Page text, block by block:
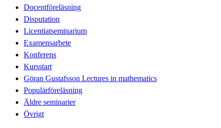
Docentföreläsning
Disputation
Licentiatseminarium
Examensarbete
Konferens
Kursstart
Göran Gustafsson Lectures in mathematics
Populärföreläsning
Äldre seminarier
Övrigt